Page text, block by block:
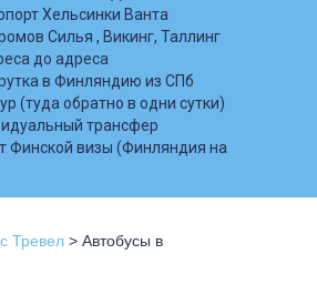
Хельсинки Ванта
Силья , Викинг, Таллинг
до адреса
в Финляндию из СПб
(туда обратно в одни сутки)
трансфер
Финской визы (Финляндия на
Тревел > Автобусы в